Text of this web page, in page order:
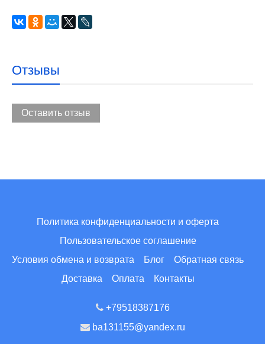
Отзывы
Оставить отзыв
Политика конфиденциальности и оферта
Пользовательское соглашение
Условия обмена и возврата
Блог
Обратная связь
Доставка
Оплата Контакты
+79518387176
ba131155@yandex.ru